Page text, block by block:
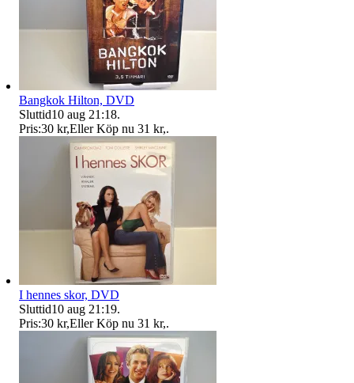
Bangkok Hilton, DVD
Sluttid10 aug 21:18.
Pris:30 kr,Eller Köp nu 31 kr,.
I hennes skor, DVD
Sluttid10 aug 21:19.
Pris:30 kr,Eller Köp nu 31 kr,.